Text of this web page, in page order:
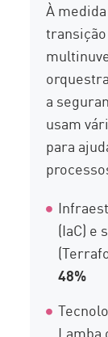
À
a
usam
para
(IaC) e
48%
Lamba